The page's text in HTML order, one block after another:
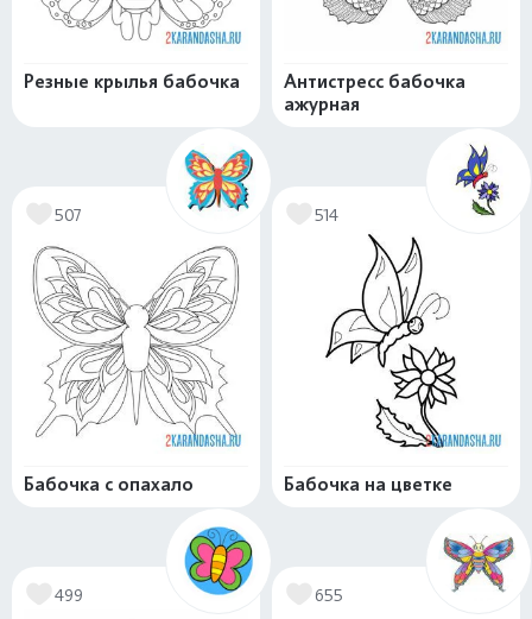
Резные крылья бабочка
Антистресс бабочка
ажурная
507
Бабочка с опахало
514
Бабочка на цветке
499 655